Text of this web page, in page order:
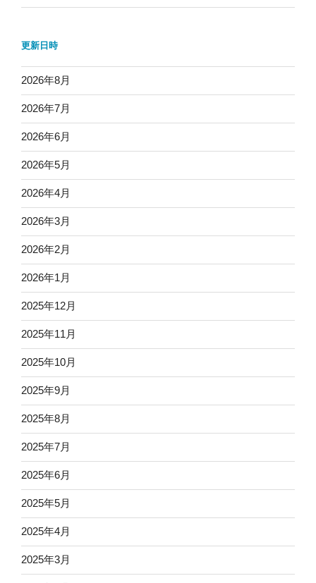
更新日時
2026年8月
2026年7月
2026年6月
2026年5月
2026年4月
2026年3月
2026年2月
2026年1月
2025年12月
2025年11月
2025年10月
2025年9月
2025年8月
2025年7月
2025年6月
2025年5月
2025年4月
2025年3月